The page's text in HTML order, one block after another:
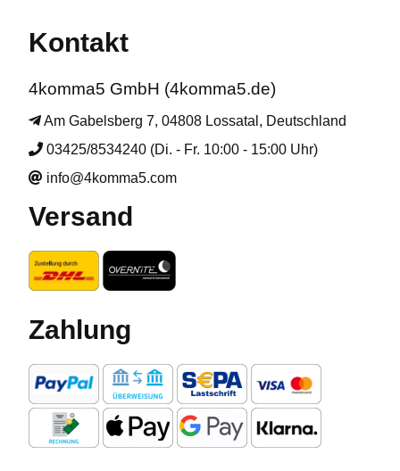
Kontakt
4komma5 GmbH (4komma5.de)
Am Gabelsberg 7, 04808 Lossatal, Deutschland
03425/8534240 (Di. - Fr. 10:00 - 15:00 Uhr)
info@4komma5.com
Versand
Zahlung